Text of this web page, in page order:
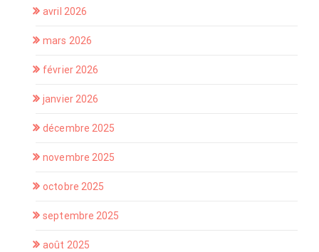
avril 2026
mars 2026
février 2026
janvier 2026
décembre 2025
novembre 2025
octobre 2025
septembre 2025
août 2025